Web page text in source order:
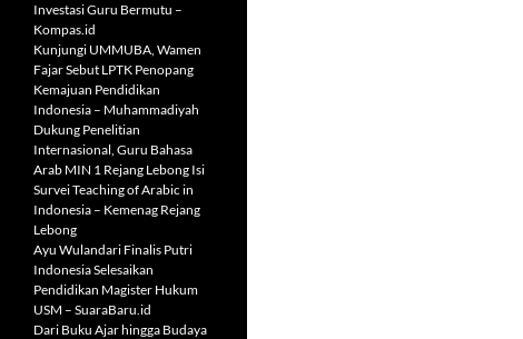
Investasi Guru Bermutu –
Kompas.id
Kunjungi UMMUBA, Wamen
Fajar Sebut LPTK Penopang
Kemajuan Pendidikan
Indonesia – Muhammadiyah
Dukung Penelitian
Internasional, Guru Bahasa
Arab MIN 1 Rejang Lebong Isi
Survei Teaching of Arabic in
Indonesia – Kemenag Rejang
Lebong
Ayu Wulandari Finalis Putri
Indonesia Selesaikan
Pendidikan Magister Hukum
USM – SuaraBaru.id
Dari Buku Ajar hingga Budaya